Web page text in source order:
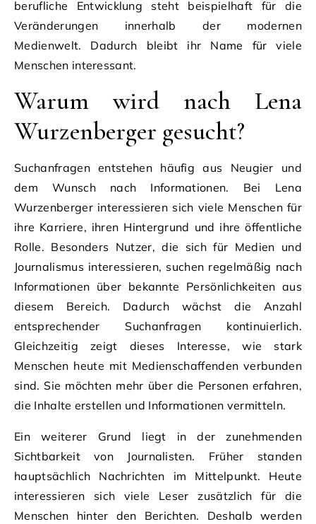
berufliche Entwicklung steht beispielhaft für die
Veränderungen innerhalb der modernen
Medienwelt. Dadurch bleibt ihr Name für viele
Menschen interessant.
Warum wird nach Lena
Wurzenberger gesucht?
Suchanfragen entstehen häufig aus Neugier und
dem Wunsch nach Informationen. Bei Lena
Wurzenberger interessieren sich viele Menschen für
ihre Karriere, ihren Hintergrund und ihre öffentliche
Rolle. Besonders Nutzer, die sich für Medien und
Journalismus interessieren, suchen regelmäßig nach
Informationen über bekannte Persönlichkeiten aus
diesem Bereich. Dadurch wächst die Anzahl
entsprechender Suchanfragen kontinuierlich.
Gleichzeitig zeigt dieses Interesse, wie stark
Menschen heute mit Medienschaffenden verbunden
sind. Sie möchten mehr über die Personen erfahren,
die Inhalte erstellen und Informationen vermitteln.
Ein weiterer Grund liegt in der zunehmenden
Sichtbarkeit von Journalisten. Früher standen
hauptsächlich Nachrichten im Mittelpunkt. Heute
interessieren sich viele Leser zusätzlich für die
Menschen hinter den Berichten. Deshalb werden